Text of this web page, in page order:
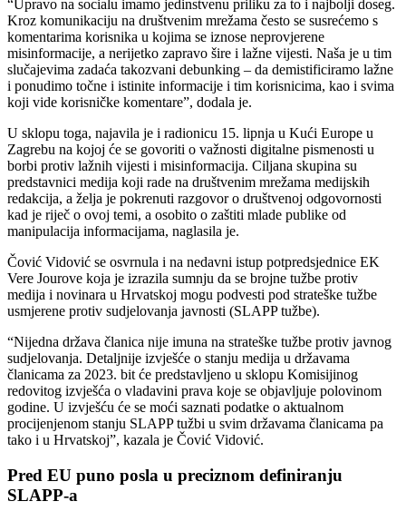
“Upravo na socialu imamo jedinstvenu priliku za to i najbolji doseg.
Kroz komunikaciju na društvenim mrežama često se susrećemo s
komentarima korisnika u kojima se iznose neprovjerene
misinformacije, a nerijetko zapravo šire i lažne vijesti. Naša je u tim
slučajevima zadaća takozvani debunking – da demistificiramo lažne
i ponudimo točne i istinite informacije i tim korisnicima, kao i svima
koji vide korisničke komentare”, dodala je.
U sklopu toga, najavila je i radionicu 15. lipnja u Kući Europe u
Zagrebu na kojoj će se govoriti o važnosti digitalne pismenosti u
borbi protiv lažnih vijesti i misinformacija. Ciljana skupina su
predstavnici medija koji rade na društvenim mrežama medijskih
redakcija, a želja je pokrenuti razgovor o društvenoj odgovornosti
kad je riječ o ovoj temi, a osobito o zaštiti mlade publike od
manipulacija informacijama, naglasila je.
Čović Vidović se osvrnula i na nedavni istup potpredsjednice EK
Vere Jourove koja je izrazila sumnju da se brojne tužbe protiv
medija i novinara u Hrvatskoj mogu podvesti pod strateške tužbe
usmjerene protiv sudjelovanja javnosti (SLAPP tužbe).
“Nijedna država članica nije imuna na strateške tužbe protiv javnog
sudjelovanja. Detaljnije izvješće o stanju medija u državama
članicama za 2023. bit će predstavljeno u sklopu Komisijinog
redovitog izvješća o vladavini prava koje se objavljuje polovinom
godine. U izvješću će se moći saznati podatke o aktualnom
procijenjenom stanju SLAPP tužbi u svim državama članicama pa
tako i u Hrvatskoj”, kazala je Čović Vidović.
Pred EU puno posla u preciznom definiranju
SLAPP-a